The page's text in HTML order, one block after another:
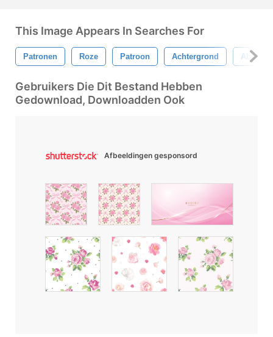
This Image Appears In Searches For
Patronen Roze Patroon Achtergrond Abstract
Gebruikers Die Dit Bestand Hebben
Gedownload, Downloadden Ook
Afbeeldingen gesponsord